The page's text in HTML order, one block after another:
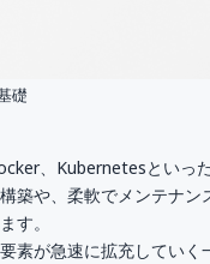
礎
、Kubernetesといっ
築や、柔軟でメンテナ
す。
素が急速に拡充してい